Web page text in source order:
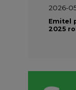
2026-
Emitel
2025